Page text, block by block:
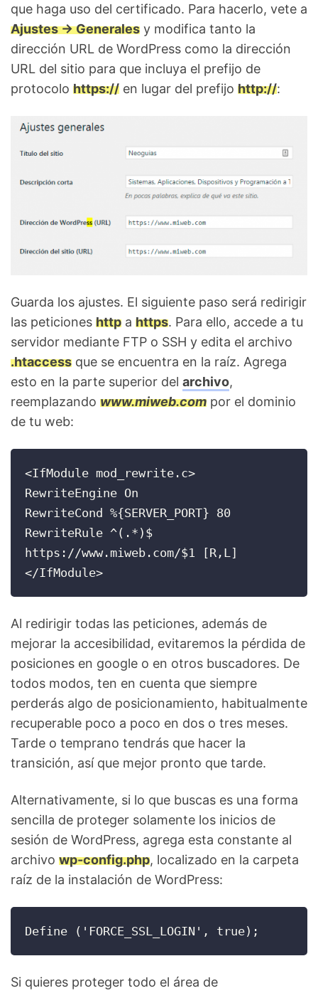
que haga uso del certificado. Para hacerlo, vete a
Ajustes -> Generales y modifica tanto la
dirección URL de WordPress como la dirección
URL del sitio para que incluya el prefijo de
protocolo https:// en lugar del prefijo http://:
Guarda los ajustes. El siguiente paso será redirigir
las peticiones http a https. Para ello, accede a tu
servidor mediante FTP o SSH y edita el archivo
.htaccess que se encuentra en la raíz. Agrega
esto en la parte superior del archivo,
reemplazando www.miweb.com por el dominio
de tu web:
<IfModule mod_rewrite.c>
RewriteEngine On
RewriteCond %{SERVER_PORT} 80
RewriteRule ^(.*)$
https://www.miweb.com/$1 [R,L]
</IfModule>
Al redirigir todas las peticiones, además de
mejorar la accesibilidad, evitaremos la pérdida de
posiciones en google o en otros buscadores. De
todos modos, ten en cuenta que siempre
perderás algo de posicionamiento, habitualmente
recuperable poco a poco en dos o tres meses.
Tarde o temprano tendrás que hacer la
transición, así que mejor pronto que tarde.
Alternativamente, si lo que buscas es una forma
sencilla de proteger solamente los inicios de
sesión de WordPress, agrega esta constante al
archivo wp-config.php, localizado en la carpeta
raíz de la instalación de WordPress:
Define ('FORCE_SSL_LOGIN', true);
Si quieres proteger todo el área de